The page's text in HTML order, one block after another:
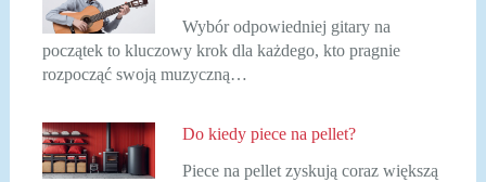
Wybór odpowiedniej gitary na
początek to kluczowy krok dla każdego, kto pragnie
rozpocząć swoją muzyczną…
Do kiedy piece na pellet?
Piece na pellet zyskują coraz większą